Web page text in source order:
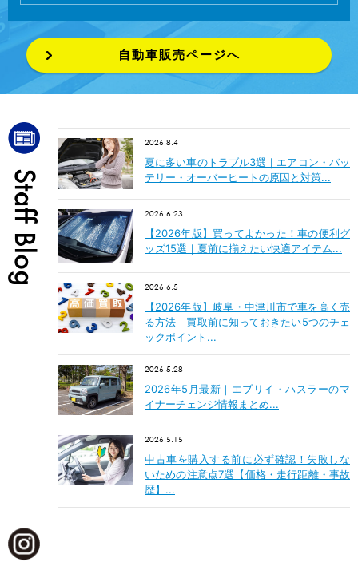
自動車販売ページへ
2026.8.4
夏に多い車のトラブル3選｜エアコン・バッ
テリー・オーバーヒートの原因と対策...
2026.6.23
【2026年版】買ってよかった！車の便利グ
ッズ15選｜夏前に揃えたい快適アイテム...
2026.6.5
【2026年版】岐阜・中津川市で車を高く売
る方法｜買取前に知っておきたい5つのチェ
ックポイント...
2026.5.28
2026年5月最新｜エブリイ・ハスラーのマ
イナーチェンジ情報まとめ...
2026.5.15
中古車を購入する前に必ず確認！失敗しな
いための注意点7選【価格・走行距離・事故
歴】...